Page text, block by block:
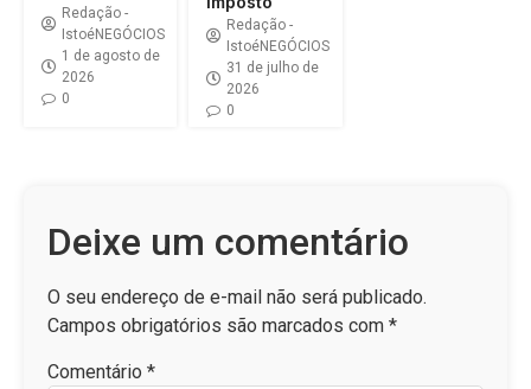
Redação -
IstoéNEGÓCIOS
1 de agosto de
2026
0
Redação -
IstoéNEGÓCIOS
31 de julho de
2026
0
Deixe um comentário
O seu endereço de e-mail não será publicado.
Campos obrigatórios são marcados com *
Comentário *